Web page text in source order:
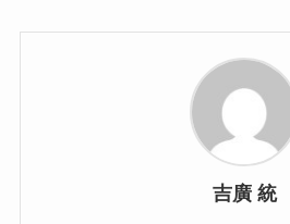
吉廣 統